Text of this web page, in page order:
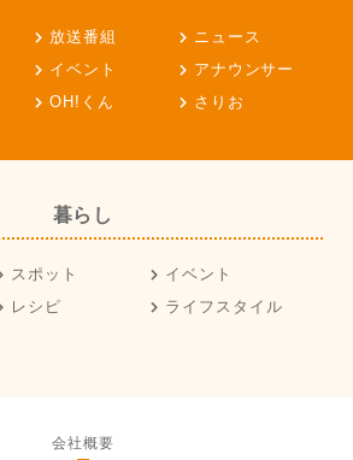
放送番組
ニュース
イベント
アナウンサー
OH!くん さりお
暮らし
スポット
イベント
レシピ
ライフスタイル
会社概要